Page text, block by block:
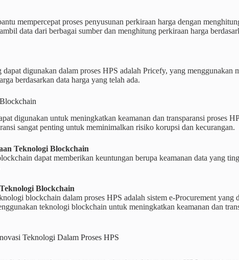
mempercepat proses penyusunan perkiraan harga dengan
data dari berbagai sumber dan menghitung perkiraan harga
digunakan dalam proses HPS adalah Pricefy, yang menggunakan
berdasarkan data harga yang telah ada.
digunakan untuk meningkatkan keamanan dan transparansi proses
sangat penting untuk meminimalkan risiko korupsi dan kecurangan.
Teknologi Blockchain
dapat memberikan keuntungan berupa keamanan data yang
Blockchain
blockchain dalam proses HPS adalah sistem e-Procurement yang
teknologi blockchain untuk meningkatkan keamanan dan
Teknologi Dalam Proses HPS